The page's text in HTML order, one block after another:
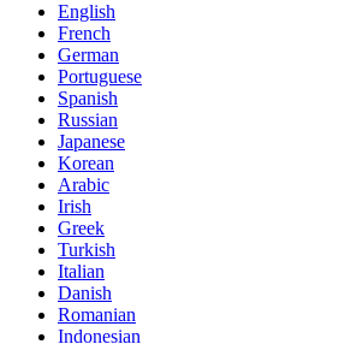
English
French
German
Portuguese
Spanish
Russian
Japanese
Korean
Arabic
Irish
Greek
Turkish
Italian
Danish
Romanian
Indonesian